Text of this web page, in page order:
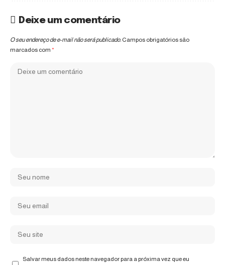
Deixe um comentário
O seu endereço de e-mail não será publicado. Campos obrigatórios são
marcados com *
Salvar meus dados neste navegador para a próxima vez que eu